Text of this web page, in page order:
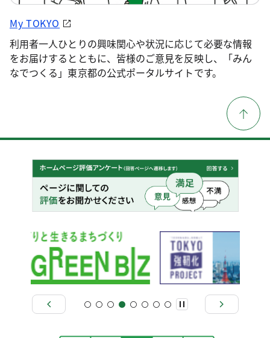
My TOKYO
利用者一人ひとりの興味関心や状況に応じて必要な情報
をお届けするとともに、皆様のご意見を反映し、「みん
なでつくる」東京都の公式ポータルサイトです。